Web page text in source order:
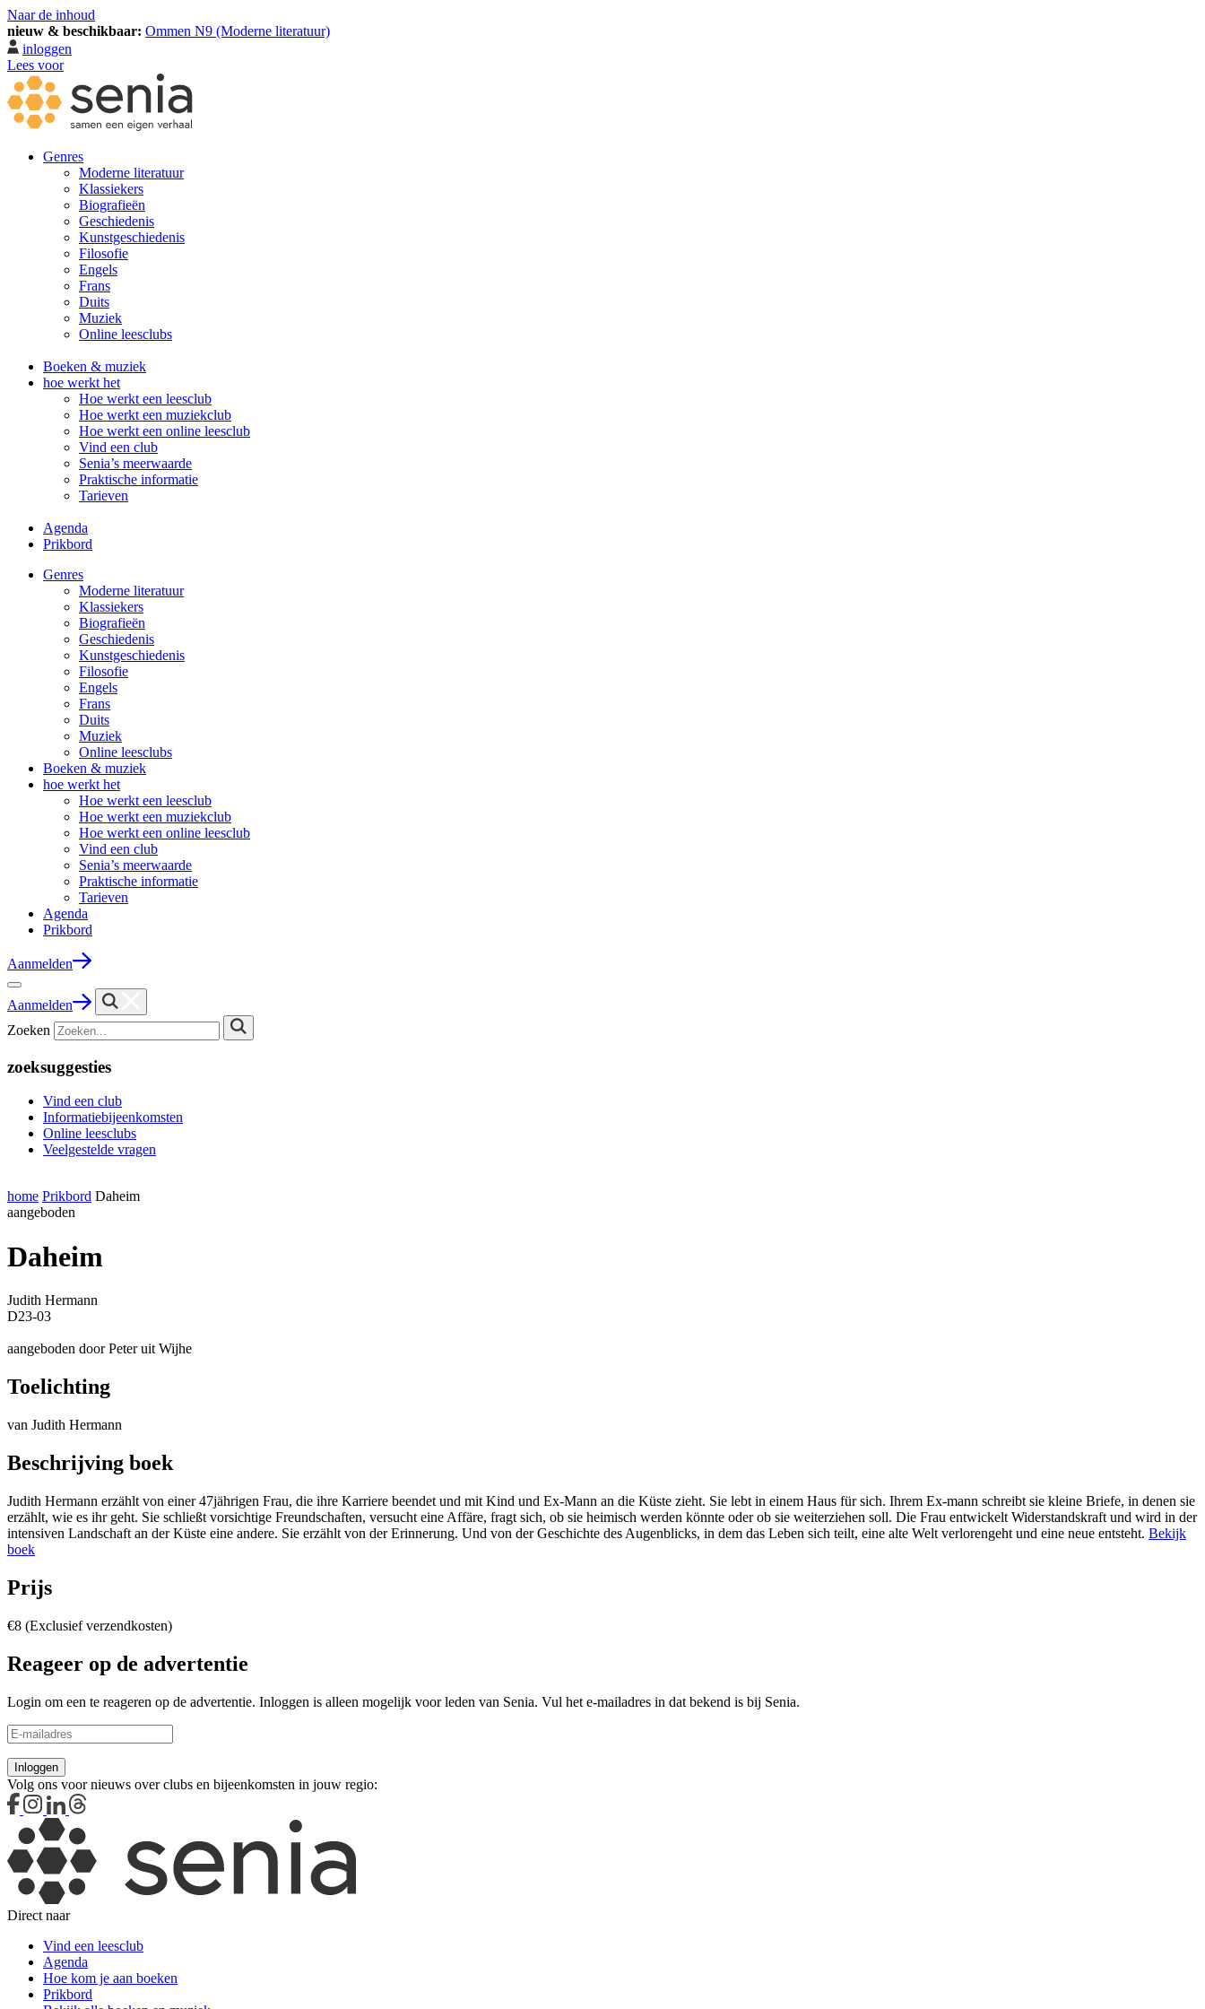
Naar de inhoud
nieuw & beschikbaar: Ommen N9 (Moderne literatuur)
inloggen
Lees voor
Genres
Moderne literatuur
Klassiekers
Biografieën
Geschiedenis
Kunst­geschiedenis
Filosofie
Engels
Frans
Duits
Muziek
Online leesclubs
Boeken & muziek
hoe werkt het
Hoe werkt een leesclub
Hoe werkt een muziekclub
Hoe werkt een online leesclub
Vind een club
Senia’s meerwaarde
Praktische informatie
Tarieven
Agenda
Prikbord
Genres
Moderne literatuur
Klassiekers
Biografieën
Geschiedenis
Kunst­geschiedenis
Filosofie
Engels
Frans
Duits
Muziek
Online leesclubs
Boeken & muziek
hoe werkt het
Hoe werkt een leesclub
Hoe werkt een muziekclub
Hoe werkt een online leesclub
Vind een club
Senia’s meerwaarde
Praktische informatie
Tarieven
Agenda
Prikbord
Aanmelden
Aanmelden
Zoeken
zoeksuggesties
Vind een club
Informatiebijeenkomsten
Online leesclubs
Veelgestelde vragen
home Prikbord Daheim
aangeboden
Daheim
Judith Hermann
D23-03
aangeboden door Peter uit Wijhe
Toelichting
van Judith Hermann
Beschrijving boek
Judith Hermann erzählt von einer 47jährigen Frau, die ihre Karriere beendet und mit Kind und Ex-Mann an die Küste zieht. Sie lebt in einem Haus für sich. Ihrem Ex-mann schreibt sie kleine Briefe, in denen sie
erzählt, wie es ihr geht. Sie schließt vorsichtige Freundschaften, versucht eine Affäre, fragt sich, ob sie heimisch werden könnte oder ob sie weiterziehen soll. Die Frau entwickelt Widerstandskraft und wird in der
intensiven Landschaft an der Küste eine andere. Sie erzählt von der Erinnerung. Und von der Geschichte des Augenblicks, in dem das Leben sich teilt, eine alte Welt verlorengeht und eine neue entsteht. Bekijk
boek
Prijs
€8 (Exclusief verzendkosten)
Reageer op de advertentie
Login om een te reageren op de advertentie. Inloggen is alleen mogelijk voor leden van Senia. Vul het e-mailadres in dat bekend is bij Senia.
Inloggen
Volg ons voor nieuws over clubs en bijeenkomsten in jouw regio:
Direct naar
Vind een leesclub
Agenda
Hoe kom je aan boeken
Prikbord